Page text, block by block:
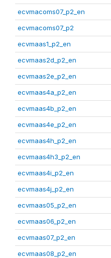
ecvmacoms07_p2_en
ecvmacoms07_p2
ecvmaas1_p2_en
ecvmaas2d_p2_en
ecvmaas2e_p2_en
ecvmaas4a_p2_en
ecvmaas4b_p2_en
ecvmaas4e_p2_en
ecvmaas4h_p2_en
ecvmaas4h3_p2_en
ecvmaas4i_p2_en
ecvmaas4j_p2_en
ecvmaas05_p2_en
ecvmaas06_p2_en
ecvmaas07_p2_en
ecvmaas08_p2_en